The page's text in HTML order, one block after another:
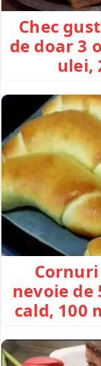
Chec
de doar 3
ulei,
Cornuri
nevoie de
cald, 100